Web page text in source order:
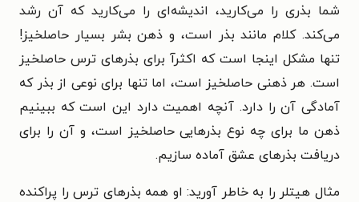
شما بذری را می‌کارید، اندیشه‌ای را می‌کارید که آن رشد
می‌کند. کلام مانند بذر است، و ذهن بشر بسیار حاصلخیز!
تنها مشکل اینجا است که اکثرآ برای بذرهای ترس حاصلخیز
است. هر ذهنی حاصلخیز است، اما تنها برای نوعی از بذر که
آمادگی آن را دارد. آنچه اهمیت دارد این است که ببینیم
ذهن ما برای چه نوع بذرهایی حاصلخیز است، و آن را برای
دریافت بذرهای عشق آماده سازیم.
مثال هیتلر را به خاطر آورید: او همه بذرهای ترس را پراکنده